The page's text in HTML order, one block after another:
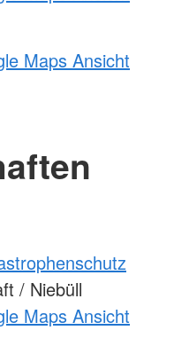
Maps Ansicht
/ Niebüll
Maps Ansicht